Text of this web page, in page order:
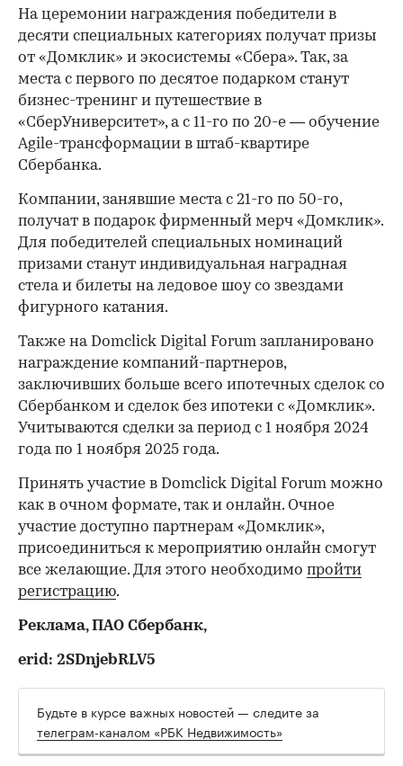
На церемонии награждения победители в
десяти специальных категориях получат призы
от «Домклик» и экосистемы «Сбера». Так, за
места с первого по десятое подарком станут
бизнес-тренинг и путешествие в
«СберУниверситет», а с 11-го по 20-е — обучение
Agile-трансформации в штаб-квартире
Сбербанка.
Компании, занявшие места с 21-го по 50-го,
получат в подарок фирменный мерч «Домклик».
Для победителей специальных номинаций
призами станут индивидуальная наградная
стела и билеты на ледовое шоу со звездами
фигурного катания.
Также на Domclick Digital Forum запланировано
награждение компаний-партнеров,
заключивших больше всего ипотечных сделок со
Сбербанком и сделок без ипотеки с «Домклик».
Учитываются сделки за период с 1 ноября 2024
года по 1 ноября 2025 года.
Принять участие в Domclick Digital Forum можно
как в очном формате, так и онлайн. Очное
участие доступно партнерам «Домклик»,
присоединиться к мероприятию онлайн смогут
все желающие. Для этого необходимо пройти
регистрацию.
Реклама, ПАО Сбербанк,
erid: 2SDnjebRLV5
Будьте в курсе важных новостей — следите за
телеграм-каналом «РБК Недвижимость»